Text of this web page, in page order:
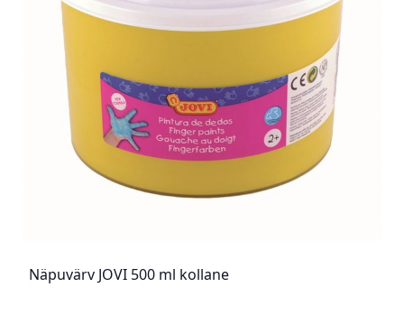
Näpuvärv JOVI 500 ml kollane